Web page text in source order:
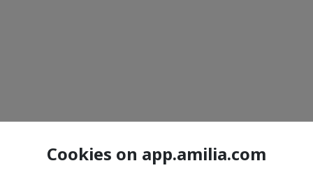
Cookies on app.amilia.com